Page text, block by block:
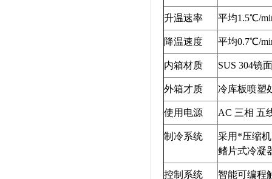
升温速率 平均1.5℃/
降温速度 平均0.7℃/
内箱材质 SUS 304镜
外箱才质 冷库板喷塑
使用电源 AC 三相 五
制冷系统
采用*压缩
鳍片式冷凝
控制系统 智能可编程